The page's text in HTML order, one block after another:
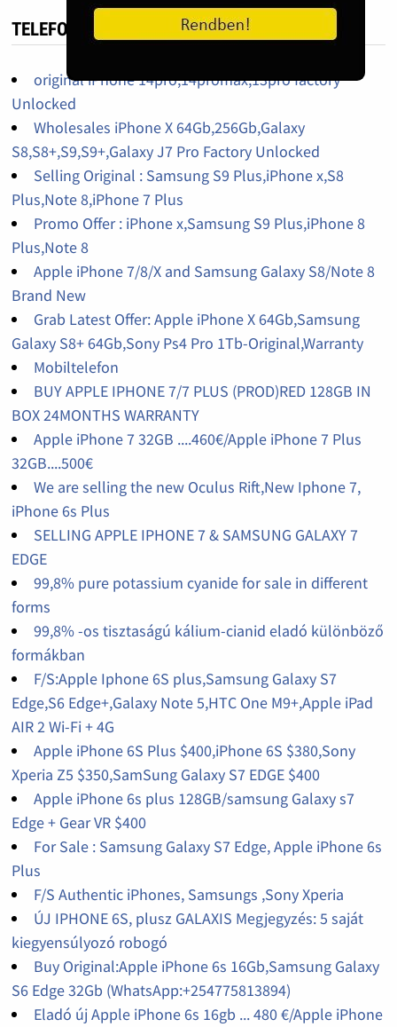
TELEFON HIRDETÉS
original iPhone 14pro,14promax,13pro factory
Unlocked
Wholesales iPhone X 64Gb,256Gb,Galaxy
S8,S8+,S9,S9+,Galaxy J7 Pro Factory Unlocked
Selling Original : Samsung S9 Plus,iPhone x,S8
Plus,Note 8,iPhone 7 Plus
Promo Offer : iPhone x,Samsung S9 Plus,iPhone 8
Plus,Note 8
Apple iPhone 7/8/X and Samsung Galaxy S8/Note 8
Brand New
Grab Latest Offer: Apple iPhone X 64Gb,Samsung
Galaxy S8+ 64Gb,Sony Ps4 Pro 1Tb-Original,Warranty
Mobiltelefon
BUY APPLE IPHONE 7/7 PLUS (PROD)RED 128GB IN
BOX 24MONTHS WARRANTY
Apple iPhone 7 32GB ....460€/Apple iPhone 7 Plus
32GB....500€
We are selling the new Oculus Rift,New Iphone 7,
iPhone 6s Plus
SELLING APPLE IPHONE 7 & SAMSUNG GALAXY 7
EDGE
99,8% pure potassium cyanide for sale in different
forms
99,8% -os tisztaságú kálium-cianid eladó különböző
formákban
F/S:Apple Iphone 6S plus,Samsung Galaxy S7
Edge,S6 Edge+,Galaxy Note 5,HTC One M9+,Apple iPad
AIR 2 Wi-Fi + 4G
Apple iPhone 6S Plus $400,iPhone 6S $380,Sony
Xperia Z5 $350,SamSung Galaxy S7 EDGE $400
Apple iPhone 6s plus 128GB/samsung Galaxy s7
Edge + Gear VR $400
For Sale : Samsung Galaxy S7 Edge, Apple iPhone 6s
Plus
F/S Authentic iPhones, Samsungs ,Sony Xperia
ÚJ IPHONE 6S, plusz GALAXIS Megjegyzés: 5 saját
kiegyensúlyozó robogó
Buy Original:Apple iPhone 6s 16Gb,Samsung Galaxy
S6 Edge 32Gb (WhatsApp:+254775813894)
Eladó új Apple iPhone 6s 16gb ... 480 €/Apple iPhone